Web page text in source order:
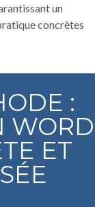
un
concrètes
:
WORD
ET